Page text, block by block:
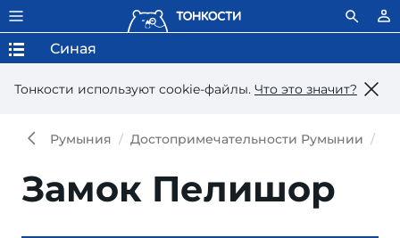
Тонкости используют сookie-файлы. Что это значит?
Синая
Румыния Достопримечательности Румынии
Замок Пелишор